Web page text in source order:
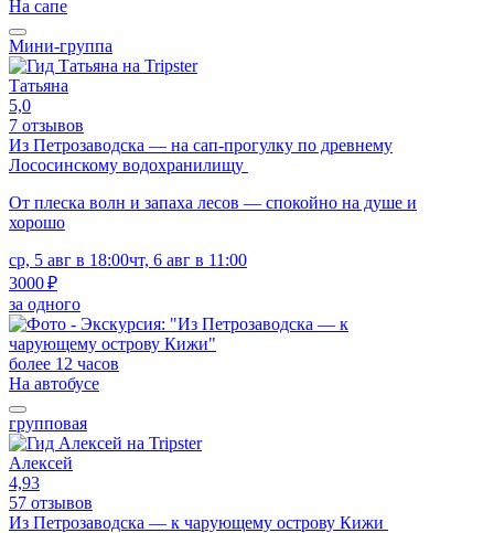
На сапе
Мини-группа
Татьяна
5,0
7 отзывов
Из Петрозаводска — на сап-прогулку по древнему
Лососинскому водохранилищу
От плеска волн и запаха лесов — спокойно на душе и
хорошо
ср, 5 авг в 18:00чт, 6 авг в 11:00
3000 ₽
за одного
более 12 часов
На автобусе
групповая
Алексей
4,93
57 отзывов
Из Петрозаводска — к чарующему острову Кижи